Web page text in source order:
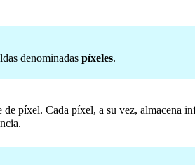
denominadas píxeles.
píxel. Cada píxel, a su vez, almacena